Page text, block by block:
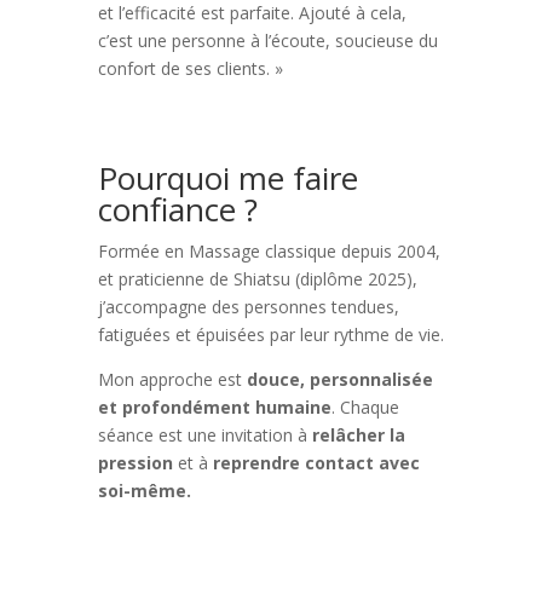
et l’efficacité est parfaite. Ajouté à cela,
c’est une personne à l’écoute, soucieuse du
confort de ses clients. »
Pourquoi me faire
confiance ?
Formée en Massage classique depuis 2004,
et praticienne de Shiatsu (diplôme 2025),
j’accompagne des personnes tendues,
fatiguées et épuisées par leur rythme de vie.
Mon approche est douce, personnalisée
et profondément humaine. Chaque
séance est une invitation à relâcher la
pression et à reprendre contact avec
soi-même.